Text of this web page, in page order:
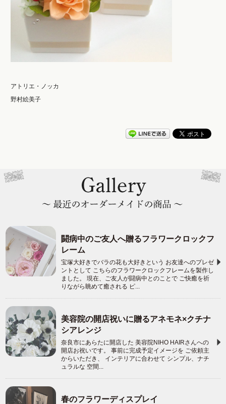
アトリエ・ノッカ
野村絵美子
闘病中のご友人へ贈るフラワークロックフ
レーム
宝塚大好きでバラの花も大好きという お友達へのプレゼ
ントとして こちらのフラワークロックフレームを製作し
ました。 現在、ご友人が闘病中とのことで ご快癒を祈
りながら眺めて癒される ピ...
美容院の開店祝いに贈るアネモネ×クチナ
シアレンジ
奈良市にあらたに開店した 美容院NIHO HAIRさんへの
開店お祝いです。 事前に完成予定イメージを ご依頼主
からいただき、 インテリアに合わせて シンプル、ナチ
ュラルな 空間...
春のフラワーディスプレイ